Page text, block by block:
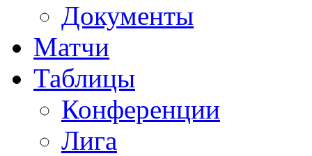
Документы
Матчи
Таблицы
Конференции
Лига